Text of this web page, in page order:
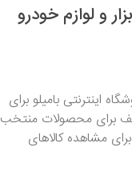
و لوازم خودرو
درصد تخفیف فروشگاه اینترنتی بامیلو برای
این تخفیف برای محصولات منتخب
مشاهده کالاهای